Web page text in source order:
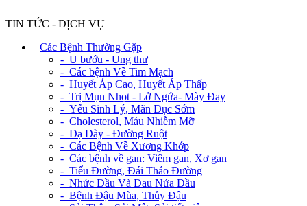
TIN TỨC - DỊCH VỤ
Các Bệnh Thường Gặp
- U bướu - Ung thư
- Các bệnh Về Tim Mạch
- Huyết Áp Cao, Huyết Áp Thấp
- Trị Mụn Nhọt - Lở Ngứa- Mày Đay
- Yếu Sinh Lý, Mãn Dục Sớm
- Cholesterol, Máu Nhiễm Mỡ
- Dạ Dày - Đường Ruột
- Các Bệnh Về Xương Khớp
- Các bệnh về gan: Viêm gan, Xơ gan
- Tiểu Đường, Đái Tháo Đường
- Nhức Đầu Và Đau Nửa Đầu
- Bệnh Đậu Mùa, Thủy Đậu